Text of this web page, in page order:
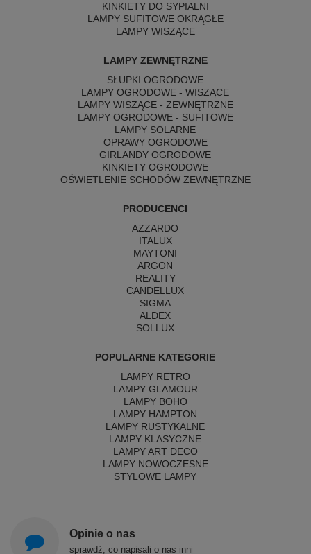
KINKIETY DO SYPIALNI
LAMPY SUFITOWE OKRĄGŁE
LAMPY WISZĄCE
LAMPY ZEWNĘTRZNE
SŁUPKI OGRODOWE
LAMPY OGRODOWE - WISZĄCE
LAMPY WISZĄCE - ZEWNĘTRZNE
LAMPY OGRODOWE - SUFITOWE
LAMPY SOLARNE
OPRAWY OGRODOWE
GIRLANDY OGRODOWE
KINKIETY OGRODOWE
OŚWIETLENIE SCHODÓW ZEWNĘTRZNE
PRODUCENCI
AZZARDO
ITALUX
MAYTONI
ARGON
REALITY
CANDELLUX
SIGMA
ALDEX
SOLLUX
POPULARNE KATEGORIE
LAMPY RETRO
LAMPY GLAMOUR
LAMPY BOHO
LAMPY HAMPTON
LAMPY RUSTYKALNE
LAMPY KLASYCZNE
LAMPY ART DECO
LAMPY NOWOCZESNE
STYLOWE LAMPY
Opinie o nas
sprawdź, co napisali o nas inni